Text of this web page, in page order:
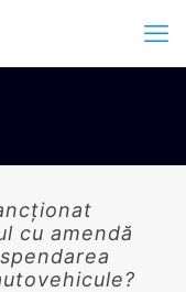
cu amendă